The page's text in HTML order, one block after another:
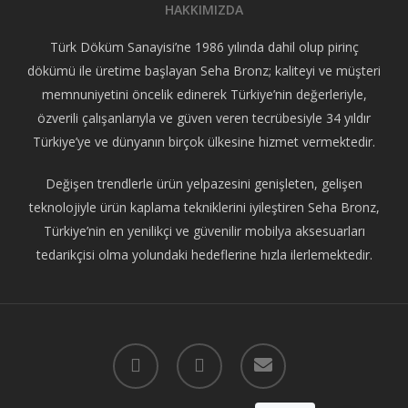
HAKKIMIZDA
Türk Döküm Sanayisi’ne 1986 yılında dahil olup pirinç
dökümü ile üretime başlayan Seha Bronz; kaliteyi ve müşteri
memnuniyetini öncelik edinerek Türkiye’nin değerleriyle,
özverili çalışanlarıyla ve güven veren tecrübesiyle 34 yıldır
Türkiye’ye ve dünyanın birçok ülkesine hizmet vermektedir.
Değişen trendlerle ürün yelpazesini genişleten, gelişen
teknolojiyle ürün kaplama tekniklerini iyileştiren Seha Bronz,
Türkiye’nin en yenilikçi ve güvenilir mobilya aksesuarları
tedarikçisi olma yolundaki hedeflerine hızla ilerlemektedir.
facebook instagram email